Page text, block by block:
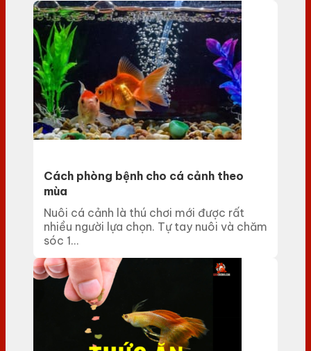
Cách phòng bệnh cho cá cảnh theo
mùa
Nuôi cá cảnh là thú chơi mới được rất
nhiều người lựa chọn. Tự tay nuôi và chăm
sóc 1...